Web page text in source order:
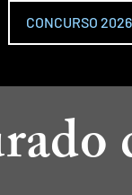
CONCURSO 2026